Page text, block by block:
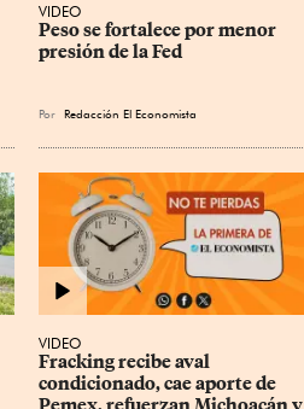
VIDEO
Peso se fortalece por menor
presión de la Fed
Por Redacción El Economista
VIDEO
Fracking recibe aval
condicionado, cae aporte de